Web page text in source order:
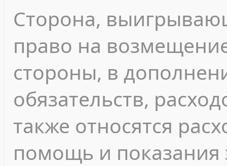
Сторона,
право на
стороны, в
обязательств,
также относятся
помощь и показания